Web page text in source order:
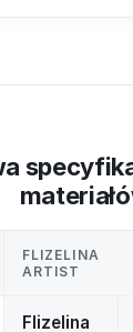
FLIZELINA
ARTIST
Flizelina